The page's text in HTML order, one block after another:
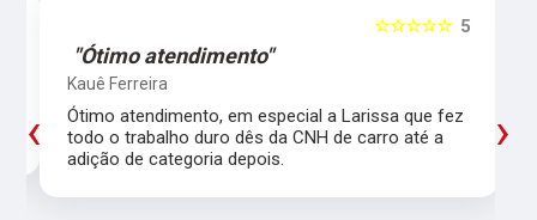
5
☆☆☆☆☆
"Ótimo atendimento"
Kauê Ferreira
Ótimo atendimento, em especial a Larissa que fez
todo o trabalho duro dês da CNH de carro até a
adição de categoria depois.
‹ ›